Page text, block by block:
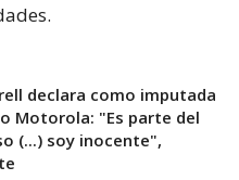
declara como imputada
Motorola: "Es parte del
(...) soy inocente",